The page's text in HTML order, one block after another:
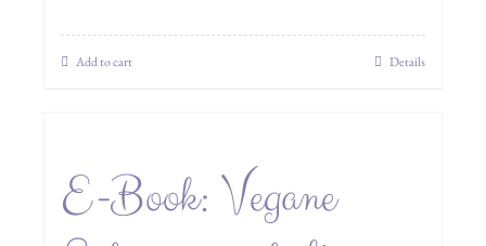
Add to cart Details
E-Book: Vegane